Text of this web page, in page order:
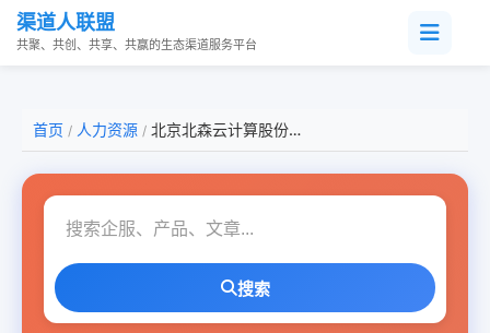
渠道人联盟
共聚、共创、共享、共赢的生态渠道服务平台
首页 / 人力资源 / 北京北森云计算股份有限公司
搜索